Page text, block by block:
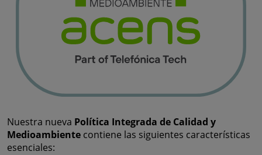
Nuestra nueva Política Integrada de Calidad y
Medioambiente contiene las siguientes características
esenciales: